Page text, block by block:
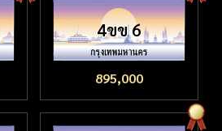
4ขข 6
895,000